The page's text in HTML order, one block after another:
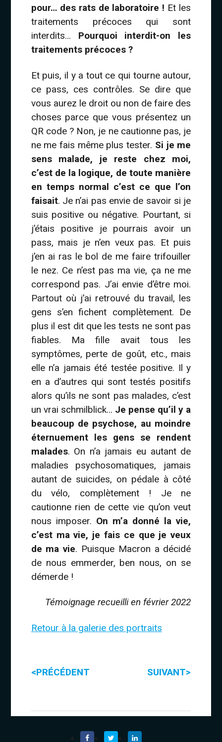
pour… des rats de laboratoire ! Et les
traitements précoces qui sont
interdits… Pourquoi interdit-on les
traitements précoces ?
Et puis, il y a tout ce qui tourne autour,
ce pass, ces contrôles. Se dire que
vous aurez le droit ou non de faire des
choses parce que vous présentez un
QR code ? Non, je ne cautionne pas, je
ne me fais même plus tester. Si je me
sens malade, je reste chez moi,
c’est de la logique, de toute manière
en temps normal c’est ce que l’on
faisait. Je n’ai pas envie de savoir si je
suis positive ou négative. Pourtant, si
j’étais positive je pourrais avoir un
pass, mais je n’en veux pas. Et puis
j’en ai ras le bol de me faire trifouiller
le nez. Ce n’est pas ma vie, ça ne me
correspond pas. J’ai envie d’être moi.
Partout où j’ai retrouvé du travail, les
gens s’en fichent complètement. De
plus il est dit que les tests ne sont pas
fiables. Ma fille avait tous les
symptômes, perte de goût, etc., mais
elle n’a jamais été testée positive. Il y
en a d’autres qui sont testés positifs
alors qu’ils ne sont pas malades, c’est
un vrai schmilblick… Je pense qu’il y a
beaucoup de psychose, au moindre
éternuement les gens se rendent
malades. On n’a jamais eu autant de
maladies psychosomatiques, jamais
autant de suicides, on pédale à côté
du vélo, complètement ! Je ne
cautionne rien de cette vie qu’on veut
nous imposer. On m’a donné la vie,
c’est ma vie, je fais ce que je veux
de ma vie. Puisque Macron a décidé
de nous emmerder, ben nous, on se
démerde !
Témoignage recueilli en février 2022
Retour à la galerie des portraits
< >